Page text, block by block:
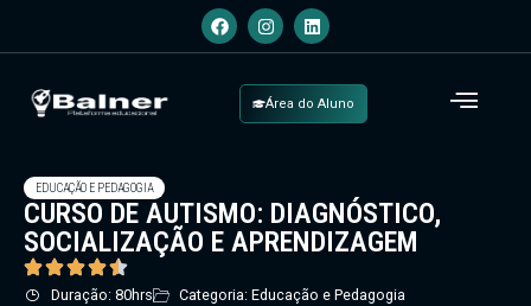
Área do Aluno
EDUCAÇÃO E PEDAGOGIA
CURSO DE AUTISMO: DIAGNÓSTICO,
SOCIALIZAÇÃO E APRENDIZAGEM
Duração: 80hrs
Categoria: Educação e Pedagogia